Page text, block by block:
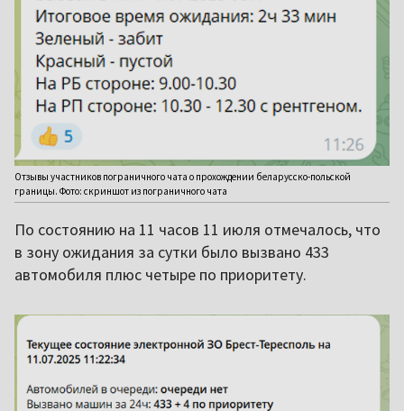
Отзывы участников пограничного чата о прохождении беларусско-польской
границы. Фото: скриншот из пограничного чата
По состоянию на 11 часов 11 июля отмечалось, что
в зону ожидания за сутки было вызвано 433
автомобиля плюс четыре по приоритету.